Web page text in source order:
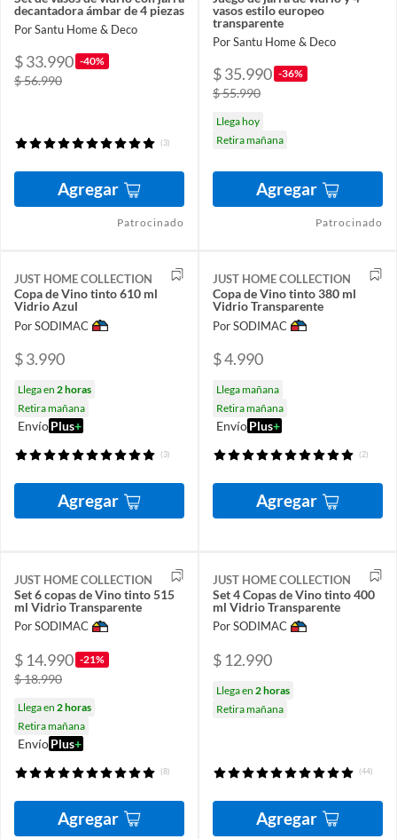
decantadora ámbar de 4 piezas
Por Santu Home & Deco
$ 33.990 -40%
$ 56.990
(3)
Agregar
Patrocinado
vasos estilo europeo
transparente
Por Santu Home & Deco
$ 35.990 -36%
$ 55.990
Llega hoy
Retira mañana
Agregar
Patrocinado
JUST HOME COLLECTION
Copa de Vino tinto 610 ml
Vidrio Azul
Por SODIMAC
$ 3.990
Llega en 2 horas
Retira mañana
EnvíoPlus+
(3)
Agregar
JUST HOME COLLECTION
Copa de Vino tinto 380 ml
Vidrio Transparente
Por SODIMAC
$ 4.990
Llega mañana
Retira mañana
EnvíoPlus+
(2)
Agregar
JUST HOME COLLECTION
Set 6 copas de Vino tinto 515
ml Vidrio Transparente
Por SODIMAC
$ 14.990 -21%
$ 18.990
Llega en 2 horas
Retira mañana
EnvíoPlus+
(8)
Agregar
JUST HOME COLLECTION
Set 4 Copas de Vino tinto 400
ml Vidrio Transparente
Por SODIMAC
$ 12.990
Llega en 2 horas
Retira mañana
(44)
Agregar